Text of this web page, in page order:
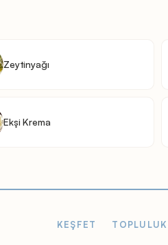
Zeytinyağı
Ekşi Krema
KEŞFET TOPLULUK